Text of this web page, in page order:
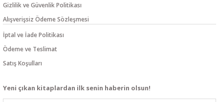
Gizlilik ve Güvenlik Politikası
Alışverişsiz Ödeme Sözleşmesi
İptal ve İade Politikası
Ödeme ve Teslimat
Satış Koşulları
Yeni çıkan kitaplardan ilk senin haberin olsun!